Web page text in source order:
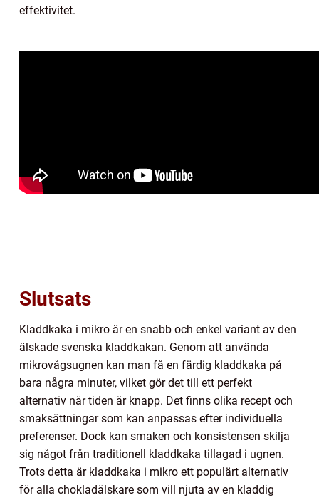
effektivitet.
Slutsats
Kladdkaka i mikro är en snabb och enkel variant av den
älskade svenska kladdkakan. Genom att använda
mikrovågsugnen kan man få en färdig kladdkaka på
bara några minuter, vilket gör det till ett perfekt
alternativ när tiden är knapp. Det finns olika recept och
smaksättningar som kan anpassas efter individuella
preferenser. Dock kan smaken och konsistensen skilja
sig något från traditionell kladdkaka tillagad i ugnen.
Trots detta är kladdkaka i mikro ett populärt alternativ
för alla chokladälskare som vill njuta av en kladdig